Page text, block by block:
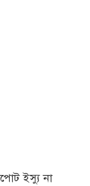
ইস্যু না